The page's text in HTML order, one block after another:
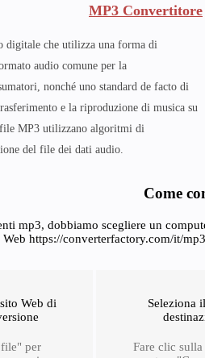
MP3 Convertitore
digitale che utilizza una forma di
audio comune per la
nonché uno standard de facto di
e la riproduzione di musica su
MP3 utilizzano algoritmi di
del file dei dati audio.
Come
mp3, dobbiamo scegliere un
Web https://converterfactory.com/it/
Web di
per
Seleziona
Fare clic sulla